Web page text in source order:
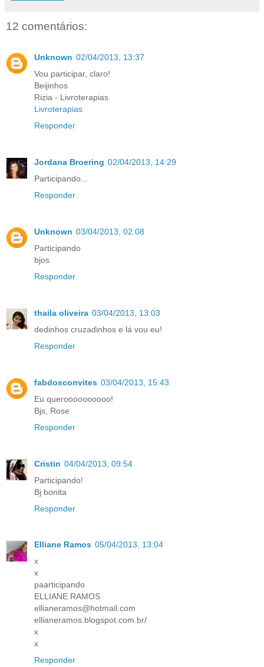
12 comentários:
Unknown 02/04/2013, 13:37
Vou participar, claro!
Beijinhos
Rizia - Livroterapias
Livroterapias
Responder
Jordana Broering 02/04/2013, 14:29
Participando...
Responder
Unknown 03/04/2013, 02:08
Participando
bjos
Responder
thaila oliveira 03/04/2013, 13:03
dedinhos cruzadinhos e lá vou eu!
Responder
fabdosconvites 03/04/2013, 15:43
Eu queroooooooooo!
Bjs, Rose
Responder
Cristin 04/04/2013, 09:54
Participando!
Bj bonita
Responder
Elliane Ramos 05/04/2013, 13:04
x
x
paarticipando
ELLIANE RAMOS
ellianeramos@hotmail.com
ellianeramos.blogspot.com.br/
x
x
Responder